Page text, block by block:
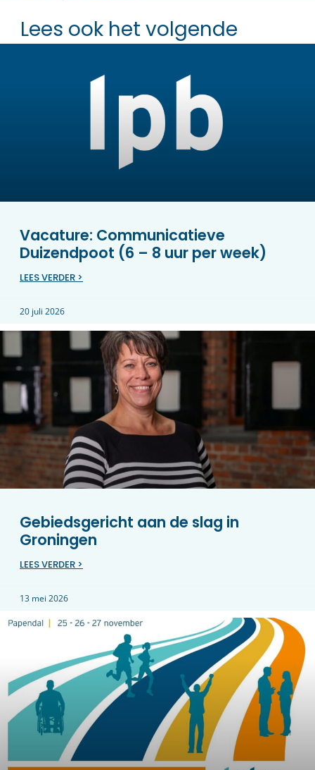
Lees ook het volgende
Vacature: Communicatieve
Duizendpoot (6 – 8 uur per week)
LEES VERDER >
20 juli 2026
Gebiedsgericht aan de slag in
Groningen
LEES VERDER >
13 mei 2026